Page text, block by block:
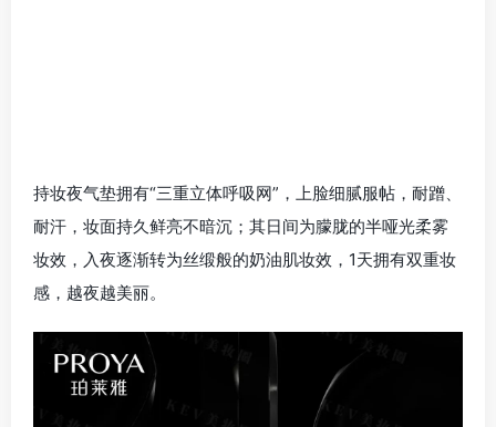
持妆夜气垫拥有“三重立体呼吸网”，上脸细腻服帖，耐蹭、
耐汗，妆面持久鲜亮不暗沉；其日间为朦胧的半哑光柔雾
妆效，入夜逐渐转为丝缎般的奶油肌妆效，1天拥有双重妆
感，越夜越美丽。